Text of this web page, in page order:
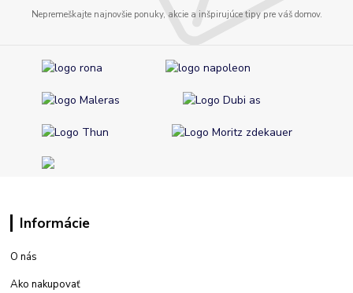
Nepremeškajte najnovšie ponuky, akcie a inšpirujúce tipy pre váš domov.
Informácie
O nás
Ako nakupovať